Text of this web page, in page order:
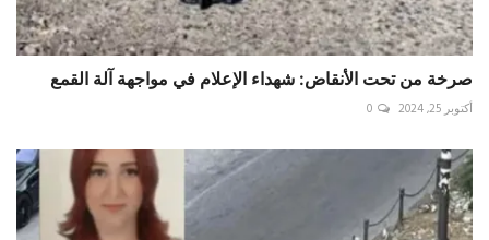
صرخة من تحت الأنقاض: شهداء الإعلام في مواجهة آلة القمع
أكتوبر 25, 2024 0